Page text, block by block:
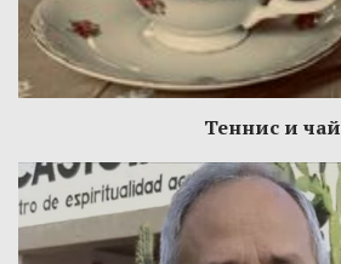
Теннис и чай